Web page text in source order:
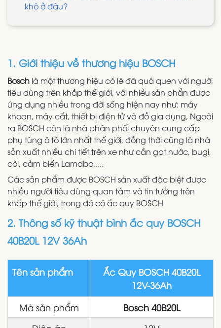
khô ở đâu?
1. Giới thiệu về thương hiệu BOSCH
Bosch là một thương hiệu có lẽ đã quá quen với người
tiêu dùng trên khắp thế giới, với nhiều sản phẩn được
ứng dụng nhiều trong đời sống hiện nay như: máy
khoan, máy cắt, thiết bị điện tử và đồ gia dụng, Ngoài
ra BOSCH còn là nhà phân phối chuyên cung cấp
phụ tùng ô tô lớn nhất thế giới, đồng thời cũng là nhà
sản xuất nhiều chi tiết trên xe như cần gạt nước, bugi,
còi, cảm biến Lamdba.....
Các sản phẩm được BOSCH sản xuất đặc biệt được
nhiều người tiêu dùng quan tâm và tin tưởng trên
khắp thế giới, trong đó có ắc quy BOSCH
2. Thông số kỹ thuật bình ắc quy BOSCH
40B20L 12V 36Ah
Tên sản phẩm
Ắc Quy BOSCH 40B20L
12V-36Ah
Mã sản phẩm
Bosch 40B20L